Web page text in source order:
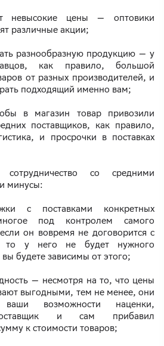
невысокие цены — оптовики
различные акции;
разнообразную продукцию — у
как правило, большой
от разных производителей, и
подходящий именно вам;
в магазин товар привозили
поставщиков, как правило,
и просрочки в поставках
со средними
минусы:
с поставками конкретных
под контролем самого
он вовремя не договорится с
то у него не будет нужного
будете зависимы от этого;
— несмотря на то, что цены
выгодными, тем не менее, они
ваши возможности наценки,
и сам прибавил
к стоимости товаров;